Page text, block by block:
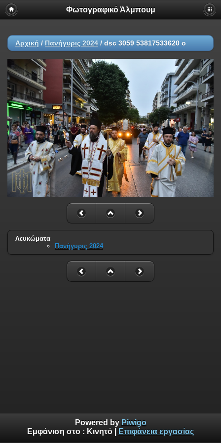
Φωτογραφικό Άλμπουμ
Αρχική / Πανήγυρις 2024 / dsc 3059 53817533620 o
Λευκώματα
Πανήγυρις 2024
Powered by Piwigo
Εμφάνιση στο : Κινητό Επιφάνεια εργασίας